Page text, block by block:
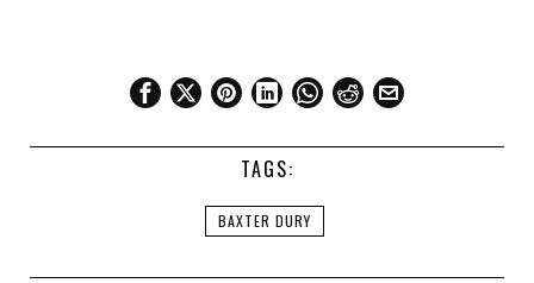
TAGS:
BAXTER DURY